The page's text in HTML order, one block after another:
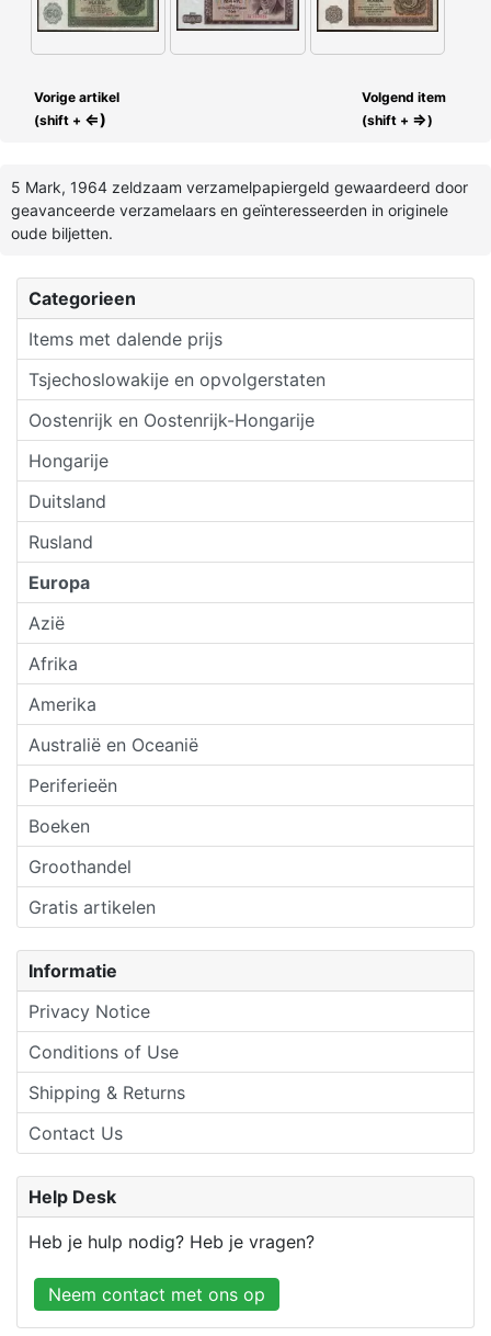
Categorieen
Items met dalende prijs
Tsjechoslowakije en opvolgerstaten
Oostenrijk en Oostenrijk-Hongarije
Hongarije
Duitsland
Rusland
Europa
Azië
Afrika
Amerika
Australië en Oceanië
Periferieën
Boeken
Groothandel
Gratis artikelen
Informatie
Privacy Notice
Conditions of Use
Shipping & Returns
Contact Us
Vorige artikel
(shift + ⇐)
Volgend item
(shift + ⇒)
5 Mark, 1964 zeldzaam verzamelpapiergeld gewaardeerd door
geavanceerde verzamelaars en geïnteresseerden in originele
oude biljetten.
Help Desk
Heb je hulp nodig? Heb je vragen?
Neem contact met ons op